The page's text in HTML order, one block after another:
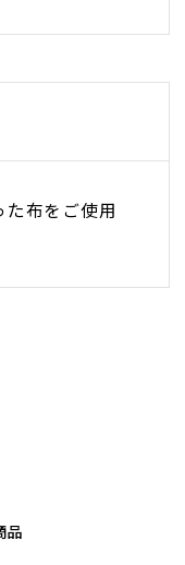
布をご使用
品